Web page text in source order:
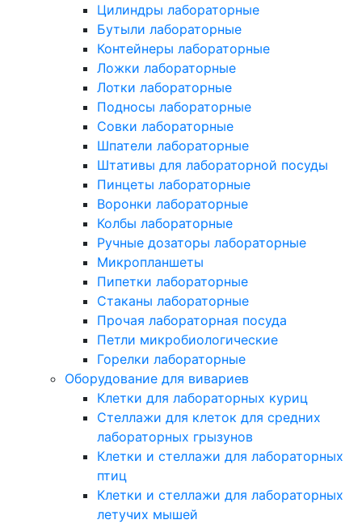
Цилиндры лабораторные
Бутыли лабораторные
Контейнеры лабораторные
Ложки лабораторные
Лотки лабораторные
Подносы лабораторные
Совки лабораторные
Шпатели лабораторные
Штативы для лабораторной посуды
Пинцеты лабораторные
Воронки лабораторные
Колбы лабораторные
Ручные дозаторы лабораторные
Микропланшеты
Пипетки лабораторные
Стаканы лабораторные
Прочая лабораторная посуда
Петли микробиологические
Горелки лабораторные
Оборудование для вивариев
Клетки для лабораторных куриц
Стеллажи для клеток для средних
лабораторных грызунов
Клетки и стеллажи для лабораторных
птиц
Клетки и стеллажи для лабораторных
летучих мышей